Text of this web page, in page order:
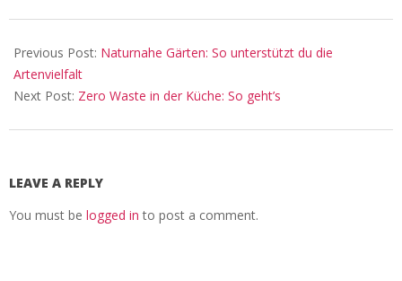
09-
14
Previous Post: Naturnahe Gärten: So unterstützt du die
Artenvielfalt
Next Post: Zero Waste in der Küche: So geht’s
LEAVE A REPLY
You must be logged in to post a comment.